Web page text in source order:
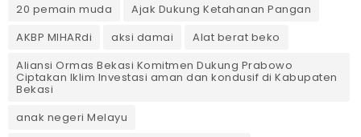
20 pemain muda
Ajak Dukung Ketahanan Pangan
AKBP MIHARdi
aksi damai
Alat berat beko
Aliansi Ormas Bekasi Komitmen Dukung Prabowo
Ciptakan Iklim Investasi aman dan kondusif di Kabupaten
Bekasi
anak negeri Melayu